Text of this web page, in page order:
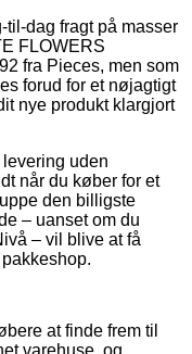
dag fragt på masser
FLOWERS
fra Pieces, men som
forud for et nøjagtigt
nye produkt klargjort
levering uden
når du køber for et
den billigste
– uanset om du
– vil blive at få
at finde frem til
varehuse, og